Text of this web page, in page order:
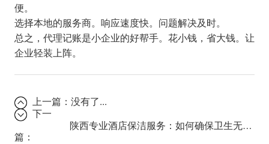
便。
选择本地的服务商。响应速度快。问题解决及时。
总之，代理记账是小企业的好帮手。花小钱，省大钱。让
企业轻装上阵。
上一篇：没有了...
下一
篇：
陕西专业酒店保洁服务：如何确保卫生无死角？